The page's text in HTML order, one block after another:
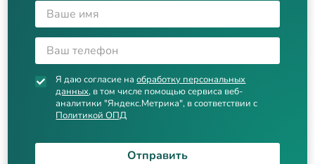
Я даю согласие наобработку персональных
данных, в том числе помощью сервиса веб-
аналитики "Яндекс.Метрика", в соответствии с
Политикой ОПД
Отправить